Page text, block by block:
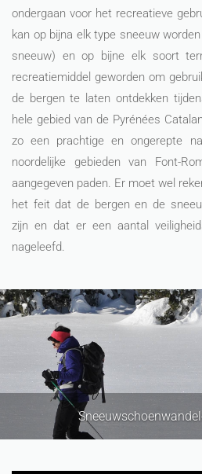
ondergaan voor het recreatieve
kan op bijna elk type sneeuw
sneeuw) en op bijne elk soort
recreatiemiddel geworden om
de bergen te laten ontdekken
hele gebied van de Pyrénées
zo een prachtige en ongerepte
noordelijke gebieden van Font-
aangegeven paden. Er moet wel
het feit dat de bergen en de
zijn en dat er een aantal
nageleefd.